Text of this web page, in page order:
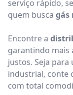
serviço rápido,
quem busca gás
Encontre a
garantindo mais
justos. Seja
industrial, conte
com total